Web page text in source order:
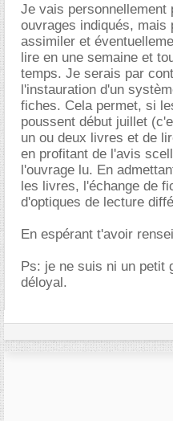
Je vais personnellement
ouvrages indiqués, mais
assimiler et
lire en une semaine et
temps. Je serais par
l'instauration d'un
fiches. Cela permet, si
poussent début juillet
un ou deux livres et de
en profitant de l'avis
l'ouvrage lu. En
les livres, l'échange de
d'optiques de lecture
En espérant t'avoir
Ps: je ne suis ni un petit
déloyal.